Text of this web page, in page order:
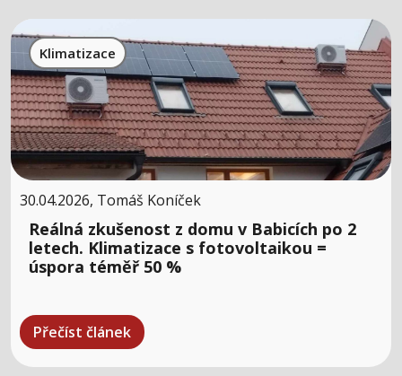
Klimatizace
30.04.2026, Tomáš Koníček
Reálná zkušenost z domu v Babicích po 2
letech. Klimatizace s fotovoltaikou =
úspora téměř 50 %
Přečíst článek